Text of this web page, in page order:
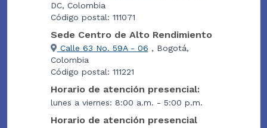
DC, Colombia
Código postal: 111071
Sede Centro de Alto Rendimiento
Calle 63 No. 59A - 06 , Bogotá,
Colombia
Código postal: 111221
Horario de atención presencial:
lunes a viernes: 8:00 a.m. - 5:00 p.m.
Horario de atención presencial